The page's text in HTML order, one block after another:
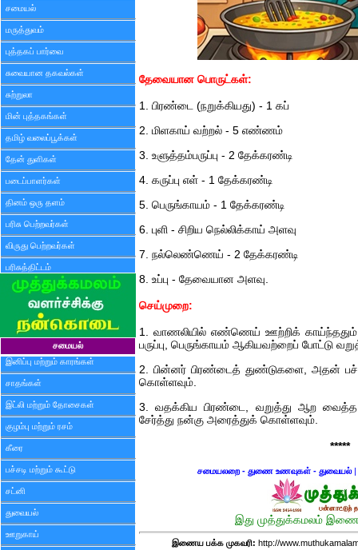
சமையல்
மருத்துவம்
புத்தகப் பார்வை
சுவையான தகவல்கள்
சுற்றுலா
மின் புத்தகங்கள்
தமிழ் வலைப்பூக்கள்
தேன் துளிகள்
படைப்பாளர்கள்
தினம் ஒரு தளம்
பரிசு பெற்றவர்கள்
விருது பெற்றவர்கள்
பரிசுத்திட்டம்
சமையல்
இனிப்பு மற்றும் காரங்கள்
சாதங்கள்
இட்லி மற்றும் தோசைகள்
குழம்பு மற்றும் ரசம்
கீரை
பச்சடி மற்றும் கூட்டு
சட்னி
துவையல்
ஊறுகாய்
தேவையான பொருட்கள்:
1. பிரண்டை (நறுக்கியது) - 1 கப்
2. மிளகாய் வற்றல் - 5 எண்ணம்
3. உளுத்தம்பருப்பு - 2 தேக்கரண்டி
4. கருப்பு எள் - 1 தேக்கரண்டி
5. பெருங்காயம் - 1 தேக்கரண்டி
6. புளி - சிறிய நெல்லிக்காய் அளவு
7. நல்லெண்ணெய் - 2 தேக்கரண்டி
8. உப்பு - தேவையான அளவு.
செய்முறை:
1. வாணலியில் எண்ணெய் ஊற்றிக்
பருப்பு, பெருங்காயம் ஆகியவற்றைப் போட்டு
2. பின்னர் பிரண்டைத் துண்டுகளை, அதன்
கொள்ளவும்.
3. வதக்கிய பிரண்டை, வறுத்து ஆற வைத்த
சேர்த்து நன்கு அரைத்துக் கொள்ளவும்.
*****
சமையலறை - துணை உணவுகள் - துவையல்|
இது முத்துக்கமலம்
இணைய பக்க முகவரி: http://